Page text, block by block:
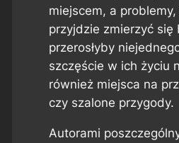
miejscem, a
przyjdzie zmierzyć się
przerosłyby
szczęście w ich życiu
również miejsca na
czy szalone przygody.
Autorami